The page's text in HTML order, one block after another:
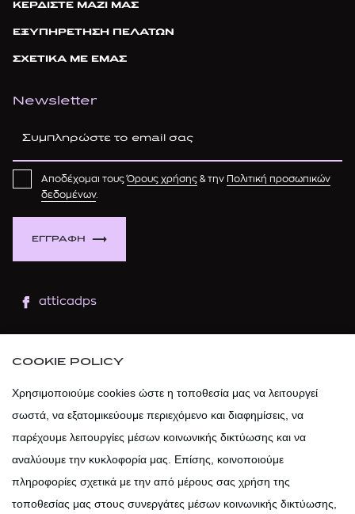
ΚΕΡΔΙΣΤΕ ΜΑΖΙ ΜΑΣ
ΕΞΥΠΗΡΕΤΗΣΗ ΠΕΛΑΤΩΝ
ΣΧΕΤΙΚΑ ΜΕ ΕΜΑΣ
Newsletter
ΕΓΓΡΑΦΗ
Αποδέχομαι τουςΌρους χρήσης & την
Πολιτική προσωπικών
δεδομένων.
atticadps
atticadps
COOKIE POLICY
Χρησιμοποιούμε cookies ώστε η τοποθεσία μας να λειτουργεί
σωστά, να εξατομικεύουμε περιεχόμενο και διαφημίσεις, να
παρέχουμε λειτουργίες μέσων κοινωνικής δικτύωσης και να
αναλύουμε την κυκλοφορία μας. Επίσης, κοινοποιούμε
πληροφορίες σχετικά με την από μέρους σας χρήση της
τοποθεσίας μας στους συνεργάτες μέσων κοινωνικής δικτύωσης,